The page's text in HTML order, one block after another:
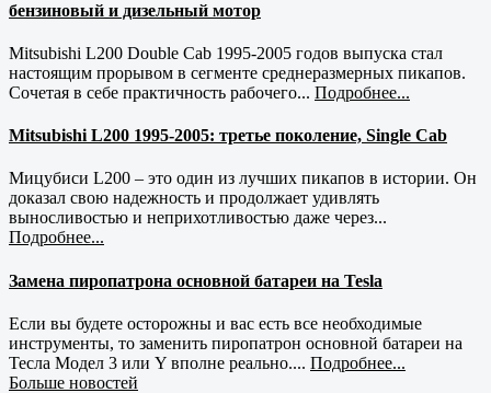
бензиновый и дизельный мотор
Mitsubishi L200 Double Cab 1995-2005 годов выпуска стал
настоящим прорывом в сегменте среднеразмерных пикапов.
Сочетая в себе практичность рабочего... Подробнее...
Mitsubishi L200 1995-2005: третье поколение, Single Cab
Мицубиси L200 – это один из лучших пикапов в истории. Он
доказал свою надежность и продолжает удивлять
выносливостью и неприхотливостью даже через...
Подробнее...
Замена пиропатрона основной батареи на Tesla
Если вы будете осторожны и вас есть все необходимые
инструменты, то заменить пиропатрон основной батареи на
Тесла Модел 3 или Y вполне реально.... Подробнее...
Больше новостей